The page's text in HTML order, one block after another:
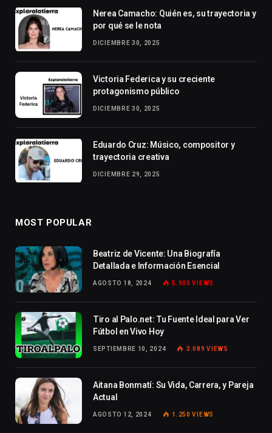
Nerea Camacho: Quién es, su trayectoria y
por qué se le nota
DICIEMBRE 30, 2025
Victoria Federica y su creciente
protagonismo público
DICIEMBRE 30, 2025
Eduardo Cruz: Músico, compositor y
trayectoria creativa
DICIEMBRE 29, 2025
MOST POPULAR
Beatriz de Vicente: Una Biografía
Detallada e Información Esencial
AGOSTO 18, 2024 5.900VIEWS
Tiro al Palo.net: Tu Fuente Ideal para Ver
Fútbol en Vivo Hoy
SEPTIEMBRE 10, 2024 3.089VIEWS
Aitana Bonmatí: Su Vida, Carrera, y Pareja
Actual
AGOSTO 12, 2024 1.250VIEWS